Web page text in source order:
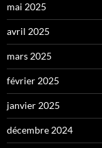
mai 2025
avril 2025
mars 2025
février 2025
janvier 2025
décembre 2024